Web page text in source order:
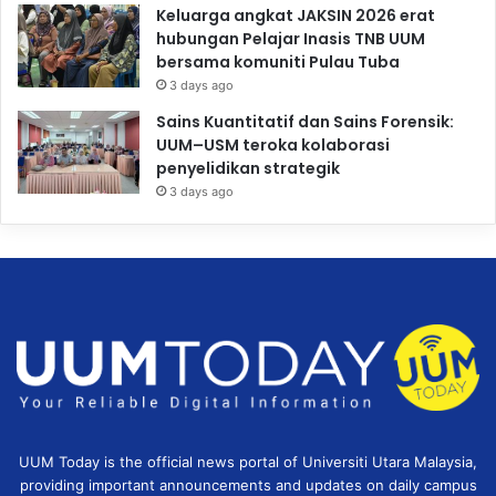
Keluarga angkat JAKSIN 2026 erat
hubungan Pelajar Inasis TNB UUM
bersama komuniti Pulau Tuba
3 days ago
Sains Kuantitatif dan Sains Forensik:
UUM–USM teroka kolaborasi
penyelidikan strategik
3 days ago
UUM Today is the official news portal of Universiti Utara Malaysia,
providing important announcements and updates on daily campus